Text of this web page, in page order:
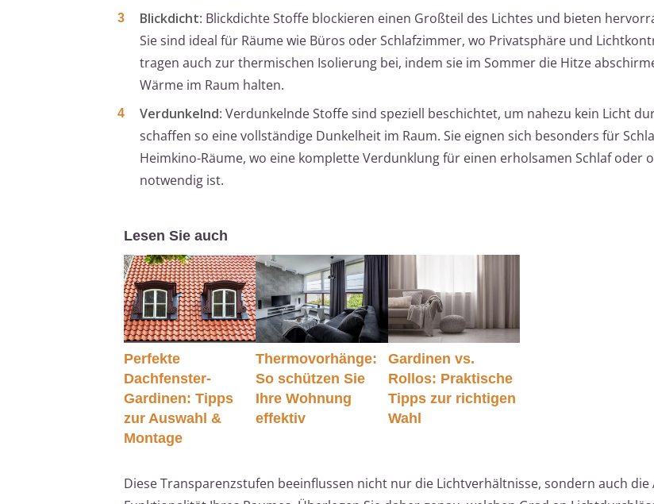
Blickdicht: Blickdichte Stoffe blockieren einen Großteil des Lichtes und bieten
Sie sind ideal für Räume wie Büros oder Schlafzimmer, wo Privatsphäre und
tragen auch zur thermischen Isolierung bei, indem sie im Sommer die Hitze
Wärme im Raum halten.
Verdunkelnd: Verdunkelnde Stoffe sind speziell beschichtet, um nahezu kein Licht
schaffen so eine vollständige Dunkelheit im Raum. Sie eignen sich besonders für
Heimkino-Räume, wo eine komplette Verdunklung für einen erholsamen Schlaf oder
notwendig ist.
Lesen Sie auch
Perfekte
Dachfenster-
Gardinen: Tipps
zur Auswahl &
Montage
Thermovorhänge:
So schützen Sie
Ihre Wohnung
effektiv
Gardinen vs.
Rollos: Praktische
Tipps zur richtigen
Wahl
Diese Transparenzstufen beeinflussen nicht nur die Lichtverhältnisse, sondern auch